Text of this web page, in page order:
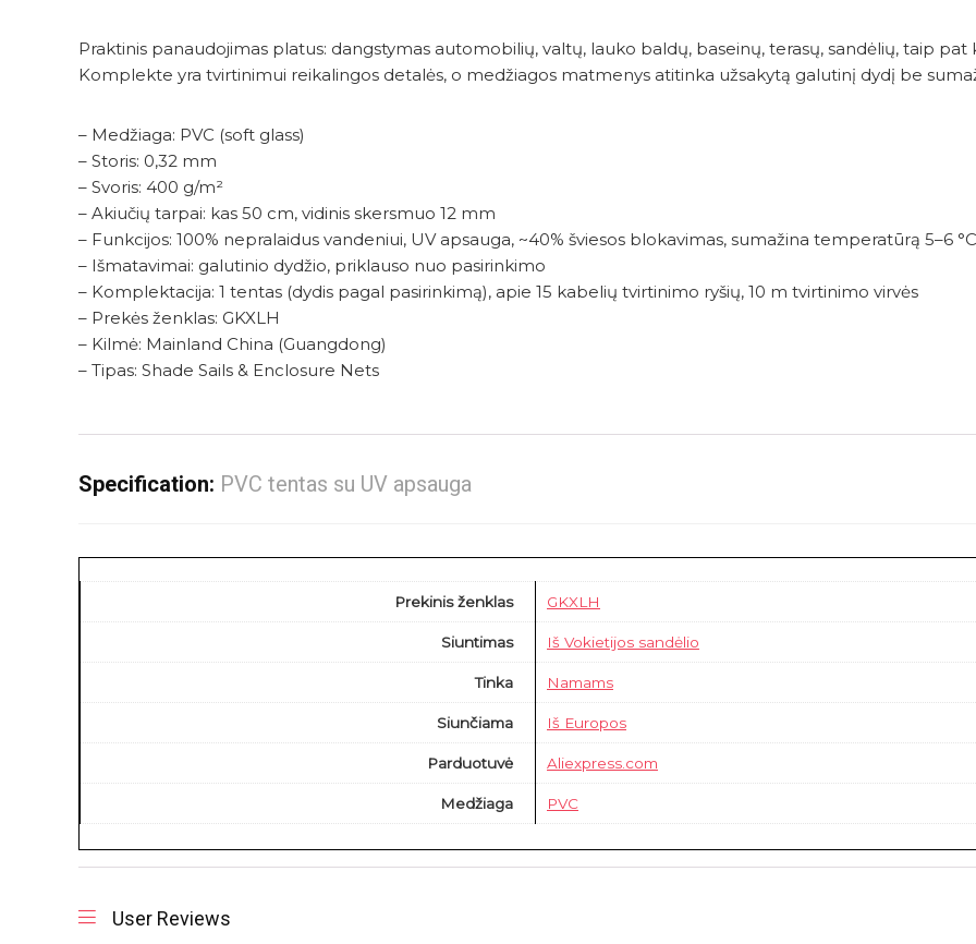
Praktinis panaudojimas platus: dangstymas automobilių, valtų, lauko baldų, baseinų, terasų, sandėlių, taip
Komplekte yra tvirtinimui reikalingos detalės, o medžiagos matmenys atitinka užsakytą galutinį dydį be
– Medžiaga: PVC (soft glass)
– Storis: 0,32 mm
– Svoris: 400 g/m²
– Akiučių tarpai: kas 50 cm, vidinis skersmuo 12 mm
– Funkcijos: 100% nepralaidus vandeniui, UV apsauga, ~40% šviesos blokavimas, sumažina temperatūrą 5–6 °C
– Išmatavimai: galutinio dydžio, priklauso nuo pasirinkimo
– Komplektacija: 1 tentas (dydis pagal pasirinkimą), apie 15 kabelių tvirtinimo ryšių, 10 m tvirtinimo virvės
– Prekės ženklas: GKXLH
– Kilmė: Mainland China (Guangdong)
– Tipas: Shade Sails & Enclosure Nets
Specification: PVC tentas su UV apsauga
Prekinis ženklas GKXLH
Siuntimas Iš Vokietijos sandėlio
Tinka Namams
Siunčiama Iš Europos
Parduotuvė Aliexpress.com
Medžiaga PVC
User Reviews